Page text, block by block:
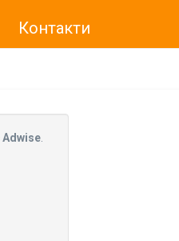
Контакти
че „Нет Инфо“ ЕАД (
информация, натиснете
Adwise.